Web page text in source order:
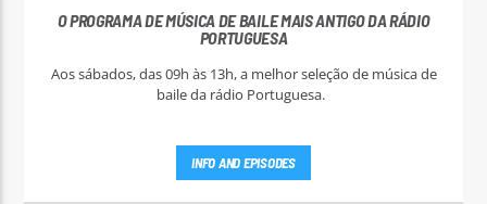
O PROGRAMA DE MÚSICA DE BAILE MAIS ANTIGO DA RÁDIO
PORTUGUESA
Aos sábados, das 09h às 13h, a melhor seleção de música de
INFO AND EPISODES